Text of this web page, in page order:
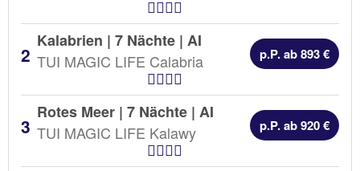
Kalabrien | 7 Nächte | AI
TUI MAGIC LIFE Calabria
p.P. ab 893 €
Rotes Meer | 7 Nächte | AI
TUI MAGIC LIFE Kalawy
Hotel Kategorien
p.P. ab 920 €